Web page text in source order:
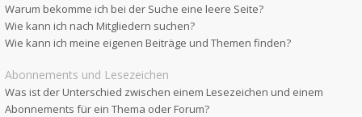
Warum bekomme ich bei der Suche eine leere Seite?
Wie kann ich nach Mitgliedern suchen?
Wie kann ich meine eigenen Beiträge und Themen finden?
Abonnements und Lesezeichen
Was ist der Unterschied zwischen einem Lesezeichen und einem
Abonnements für ein Thema oder Forum?